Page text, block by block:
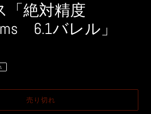
「絶対精度
6.1バレル」
売り切れ